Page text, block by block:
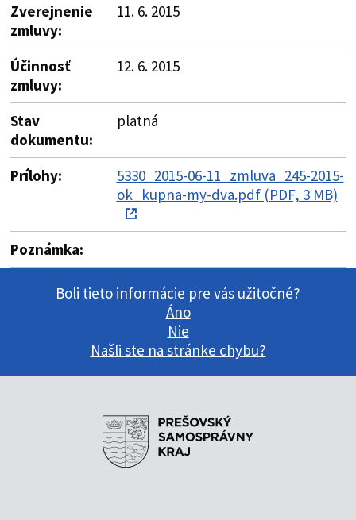
Zverejnenie
zmluvy:
11. 6. 2015
Účinnosť
zmluvy:
12. 6. 2015
Stav
dokumentu:
platná
Prílohy:
5330_2015-06-11_zmluva_245-2015-
ok_kupna-my-dva.pdf (PDF, 3 MB)
Poznámka:
Boli tieto informácie pre vás užitočné?
Áno
Nie
Našli ste na stránke chybu?